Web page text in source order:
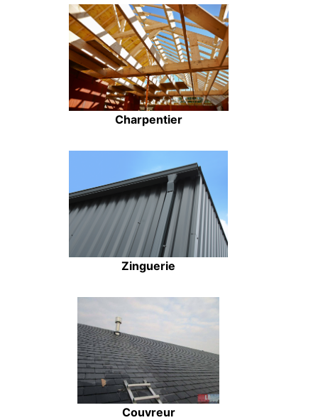
Charpentier
Zinguerie
Couvreur